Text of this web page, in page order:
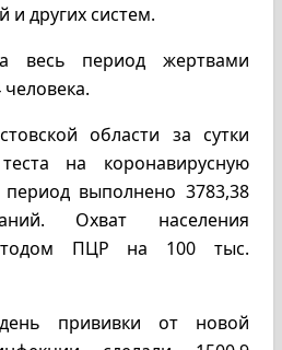
и других систем.
весь период жертвами
человека.
области за сутки
на коронавирусную
выполнено 3783,38
Охват населения
ПЦР на 100 тыс.
прививки от новой